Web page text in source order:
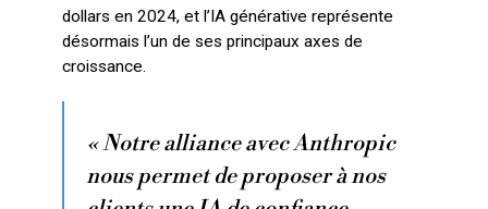
dollars en 2024, et l’IA générative représente
désormais l’un de ses principaux axes de
croissance.
« Notre alliance avec Anthropic
nous permet de proposer à nos